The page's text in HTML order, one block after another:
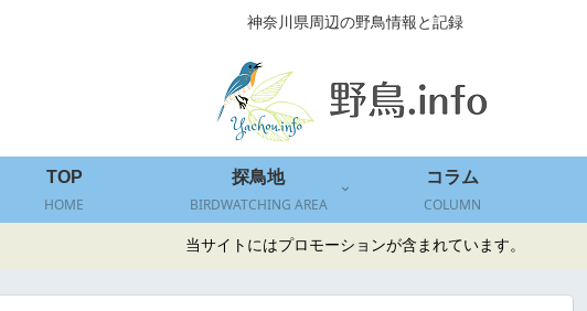
神奈川県周辺の野鳥情報と記録
TOP
HOME
探鳥地
BIRDWATCHING AREA
コラム
COLUMN
当サイトにはプロモーションが含まれています。